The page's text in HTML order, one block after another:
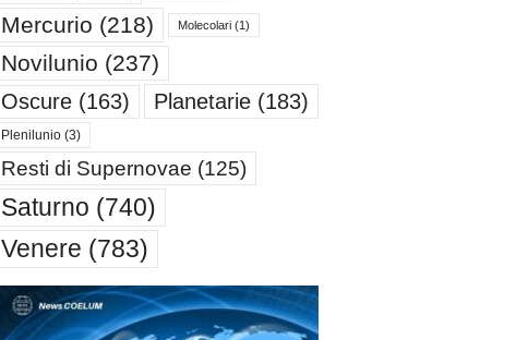
Mercurio (218) Molecolari(1)
Novilunio (237)
Oscure(163) Planetarie(183)
Plenilunio(3)
Resti di Supernovae (125)
Saturno (740)
Venere (783)